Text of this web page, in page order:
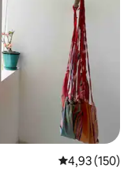
4,93 ud af 5 i
4,93 (150)